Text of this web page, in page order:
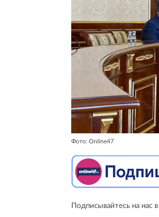
Фото: Online47
Подписывайтесь на нас в